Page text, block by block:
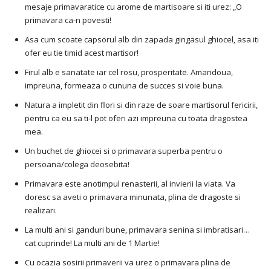
mesaje primavaratice cu arome de martisoare si iti urez: „O
primavara ca-n povesti!
Asa cum scoate capsorul alb din zapada gingasul ghiocel, asa iti
ofer eu tie timid acest martisor!
Firul alb e sanatate iar cel rosu, prosperitate. Amandoua,
impreuna, formeaza o cununa de succes si voie buna.
Natura a impletit din flori si din raze de soare martisorul fericirii,
pentru ca eu sa ti-l pot oferi azi impreuna cu toata dragostea
mea.
Un buchet de ghiocei si o primavara superba pentru o
persoana/colega deosebita!
Primavara este anotimpul renasterii, al invierii la viata. Va
doresc sa aveti o primavara minunata, plina de dragoste si
realizari.
La multi ani si ganduri bune, primavara senina si imbratisari…
cat cuprinde! La multi ani de 1 Martie!
Cu ocazia sosirii primaverii va urez o primavara plina de